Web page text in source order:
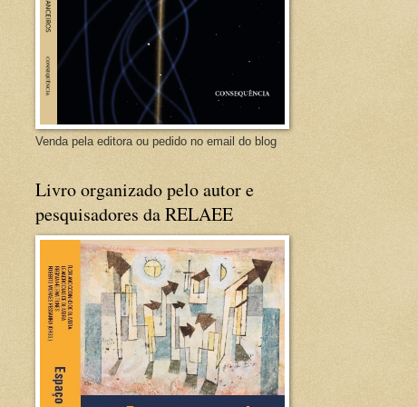
Venda pela editora ou pedido no email do blog
Livro organizado pelo autor e
pesquisadores da RELAEE